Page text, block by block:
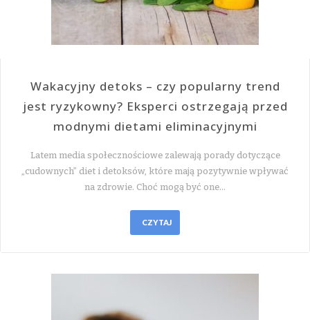
Wakacyjny detoks – czy popularny trend
jest ryzykowny? Eksperci ostrzegają przed
modnymi dietami eliminacyjnymi
Latem media społecznościowe zalewają porady dotyczące
„cudownych” diet i detoksów, które mają pozytywnie wpływać
na zdrowie. Choć mogą być one…
CZYTAJ